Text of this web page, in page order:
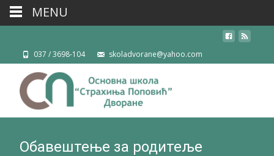
037 / 3698-104 skoladvorane@yahoo.com
Обавештење за родитеље
MENU